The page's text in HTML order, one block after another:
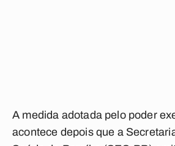
A medida adotada pelo poder
acontece depois que a